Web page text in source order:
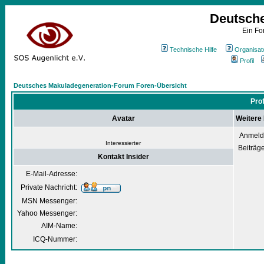
Ein
Technische Hilfe
Profil
Deutsches Makuladegeneration-Forum Foren-Übersicht
Avatar Weitere
Interessierter
Kontakt Insider
E-Mail-Adresse:
Private Nachricht:
MSN Messenger:
Yahoo Messenger:
AIM-Name:
ICQ-Nummer: